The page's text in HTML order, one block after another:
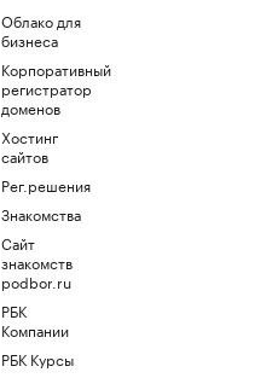
Облако для
бизнеса
Корпоративный
регистратор
доменов
Хостинг
сайтов
Рег.решения
Знакомства
Сайт
знакомств
podbor.ru
РБК
Компании
РБК Курсы